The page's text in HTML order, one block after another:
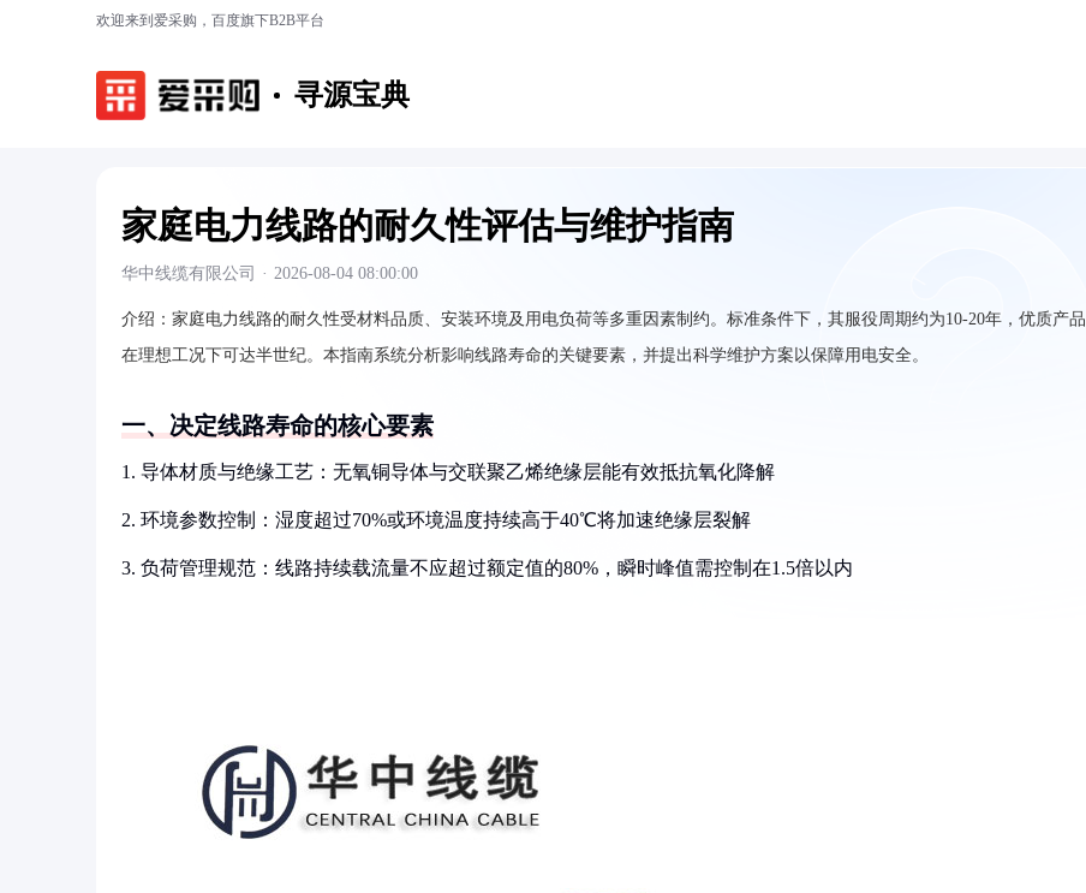
欢迎来到爱采购，百度旗下B2B平台
寻源宝典
家庭电力线路的耐久性评估与维护指南
华中线缆有限公司 · 2026-08-04 08:00:00
介绍： 家庭电力线路的耐久性受材料品质、安装环境及用电负荷等多重因素制约。标准条件下，其服役周期约为10-20年，优质产品
在理想工况下可达半世纪。本指南系统分析影响线路寿命的关键要素，并提出科学维护方案以保障用电安全。
一、决定线路寿命的核心要素
1. 导体材质与绝缘工艺：无氧铜导体与交联聚乙烯绝缘层能有效抵抗氧化降解
2. 环境参数控制：湿度超过70%或环境温度持续高于40℃将加速绝缘层裂解
3. 负荷管理规范：线路持续载流量不应超过额定值的80%，瞬时峰值需控制在1.5倍以内